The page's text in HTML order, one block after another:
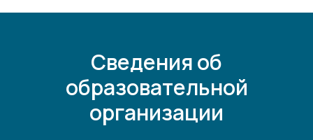
Сведения об
образовательной
организации